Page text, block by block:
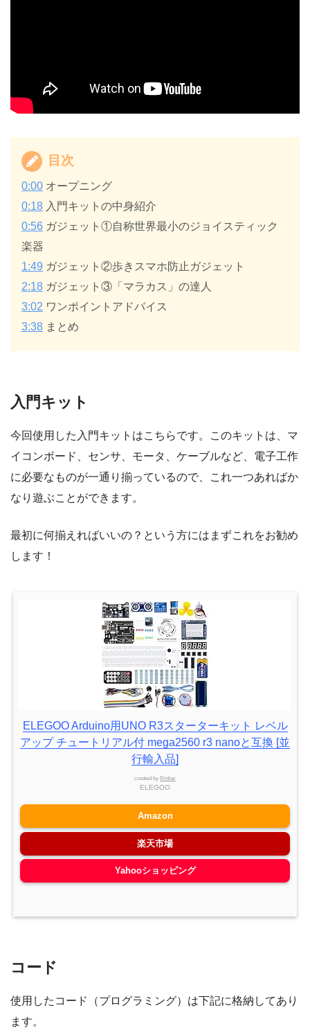
目次
0:00 オープニング
0:18 入門キットの中身紹介
0:56 ガジェット①自称世界最小のジョイスティック
楽器
1:49 ガジェット②歩きスマホ防止ガジェット
2:18 ガジェット③「マラカス」の達人
3:02 ワンポイントアドバイス
3:38 まとめ
入門キット
今回使用した入門キットはこちらです。このキットは、マ
イコンボード、センサ、モータ、ケーブルなど、電子工作
に必要なものが一通り揃っているので、これ一つあればか
なり遊ぶことができます。
最初に何揃えればいいの？という方にはまずこれをお勧め
します！
ELEGOO Arduino用UNO R3スターターキット レベル
アップ チュートリアル付 mega2560 r3 nanoと互換 [並
行輸入品]
created by Rinker
ELEGOO
Amazon
楽天市場
Yahooショッピング
コード
使用したコード（プログラミング）は下記に格納してあり
ます。